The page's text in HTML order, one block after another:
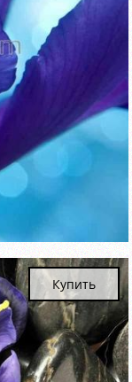
Купить